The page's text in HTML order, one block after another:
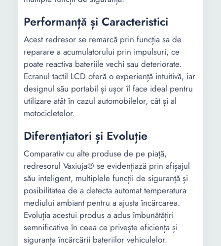
70 mm
70 mm
Lungime
cablu
1.5 m 1.5 m
Greutate 0.735 Kg 0.733 Kg
Performanță și Caracteristici
Acest redresor se remarcă prin funcția sa de
reparare a acumulatorului prin impulsuri, ce
poate reactiva bateriile vechi sau deteriorate.
Ecranul tactil LCD oferă o experiență intuitivă, iar
designul său portabil și ușor îl face ideal pentru
utilizare atât în cazul automobilelor, cât și al
motocicletelor.
Diferențiatori și Evoluție
Comparativ cu alte produse de pe piață,
redresorul Vaxiuja® se evidențiază prin afișajul
său inteligent, multiplele funcții de siguranță și
posibilitatea de a detecta automat temperatura
mediului ambiant pentru a ajusta încărcarea.
Evoluția acestui produs a adus îmbunătățiri
semnificative în ceea ce privește eficiența și
siguranța încărcării bateriilor vehiculelor.